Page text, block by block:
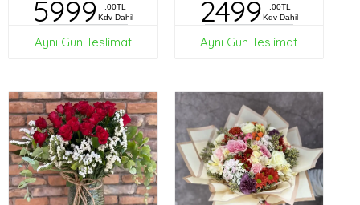
5999
,00TL
Kdv Dahil
Aynı Gün Teslimat
2499
,00TL
Kdv Dahil
Aynı Gün Teslimat